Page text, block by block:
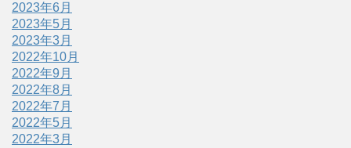
2023年6月
2023年5月
2023年3月
2022年10月
2022年9月
2022年8月
2022年7月
2022年5月
2022年3月